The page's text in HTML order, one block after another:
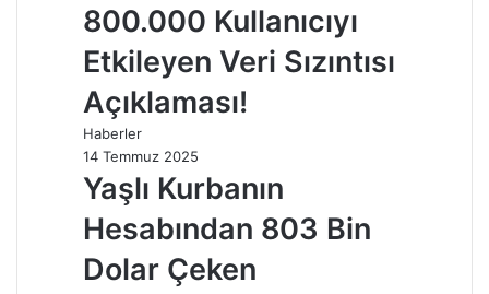
800.000 Kullanıcıyı
Etkileyen Veri Sızıntısı
Açıklaması!
Haberler
14 Temmuz 2025
Yaşlı Kurbanın
Hesabından 803 Bin
Dolar Çeken